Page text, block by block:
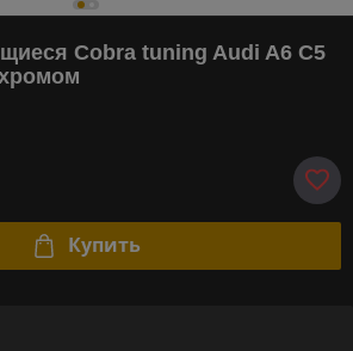
Cobra tuning Audi A6 C5
Купить